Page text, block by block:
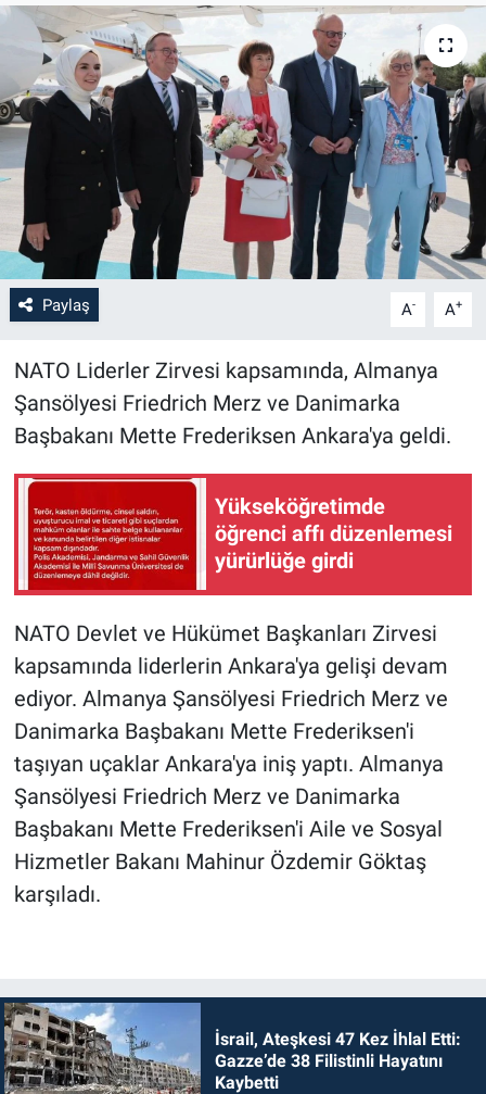
Paylaş A- A+
NATO Liderler Zirvesi kapsamında, Almanya
Şansölyesi Friedrich Merz ve Danimarka
Başbakanı Mette Frederiksen Ankara'ya geldi.
Yükseköğretimde
öğrenci affı düzenlemesi
yürürlüğe girdi
NATO Devlet ve Hükümet Başkanları Zirvesi
kapsamında liderlerin Ankara'ya gelişi devam
ediyor. Almanya Şansölyesi Friedrich Merz ve
Danimarka Başbakanı Mette Frederiksen'i
taşıyan uçaklar Ankara'ya iniş yaptı. Almanya
Şansölyesi Friedrich Merz ve Danimarka
Başbakanı Mette Frederiksen'i Aile ve Sosyal
Hizmetler Bakanı Mahinur Özdemir Göktaş
karşıladı.
İsrail, Ateşkesi 47 Kez İhlal Etti:
Gazze’de 38 Filistinli Hayatını
Kaybetti